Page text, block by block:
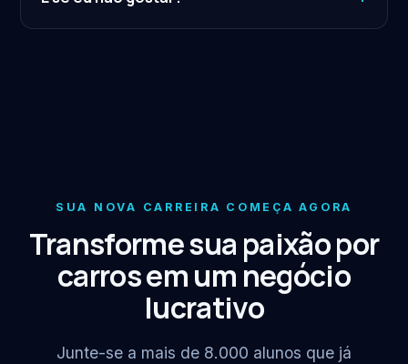
no cartão de crédito.
SUA NOVA CARREIRA COMEÇA AGORA
Transforme sua paixão por
carros em um negócio
lucrativo
Junte-se a mais de 8.000 alunos que já